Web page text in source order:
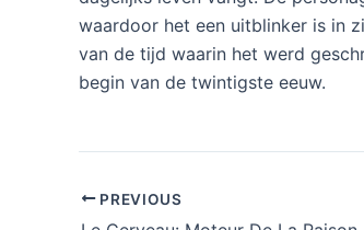
waardoor het een uitblinker is in
van de tijd waarin het werd
begin van de twintigste eeuw.
PREVIOUS